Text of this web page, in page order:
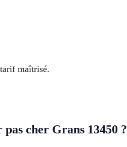
maîtrisé.
cher Grans 13450 ?